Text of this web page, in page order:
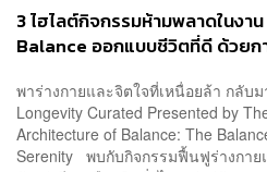
3 ไฮไลต์กิจกรรมห้ามพลาดในง
Balance ออกแบบชีวิตที่ดี ด้วย
พาร่างกายและจิตใจที่เหนื่อยล้า กลับ
Longevity Curated Presented by
Architecture of Balance: The
Serenity พบกับกิจกรรมฟื้นฟูร่างกาย